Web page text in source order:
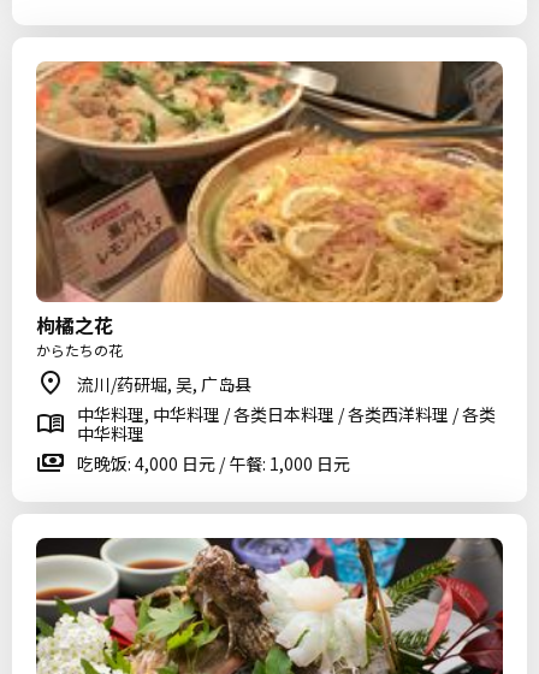
枸橘之花
からたちの花
流川/药研堀, 吴, 广岛县
中华料理, 中华料理 / 各类日本料理 / 各类西洋料理 / 各类
中华料理
吃晚饭: 4,000 日元 / 午餐: 1,000 日元